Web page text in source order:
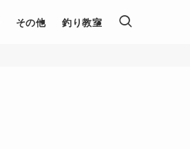
その他 釣り教室